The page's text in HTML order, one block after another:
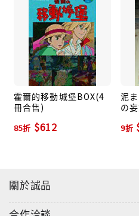
霍爾的移動城堡BOX(4
冊合售)
85折 $612
泥
の
9折
關於誠品